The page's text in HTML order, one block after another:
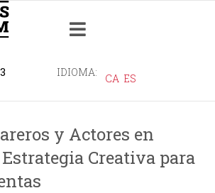
IDIOMA: CA ES
y Actores en
Creativa para